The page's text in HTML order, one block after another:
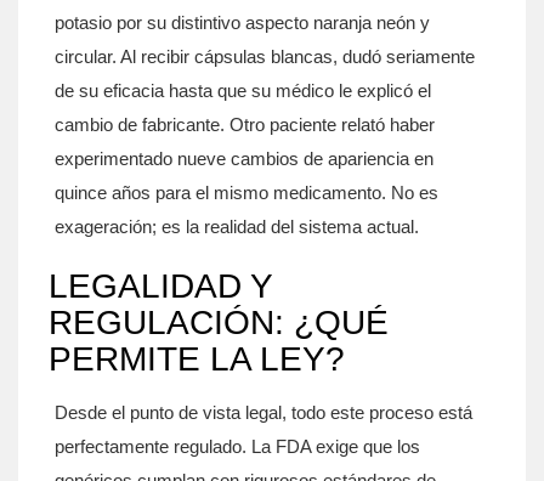
potasio por su distintivo aspecto naranja neón y
circular. Al recibir cápsulas blancas, dudó seriamente
de su eficacia hasta que su médico le explicó el
cambio de fabricante. Otro paciente relató haber
experimentado nueve cambios de apariencia en
quince años para el mismo medicamento. No es
exageración; es la realidad del sistema actual.
LEGALIDAD Y
REGULACIÓN: ¿QUÉ
PERMITE LA LEY?
Desde el punto de vista legal, todo este proceso está
perfectamente regulado. La FDAexige que los